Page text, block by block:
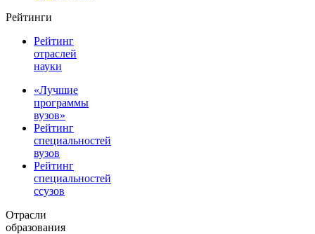
Рейтинги
Рейтинг
отраслей
науки
«Лучшие
программы
вузов»
Рейтинг
специальностей
вузов
Рейтинг
специальностей
ссузов
Отрасли
образования